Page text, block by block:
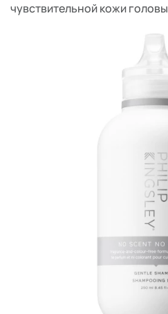
чувствительной кожи головы